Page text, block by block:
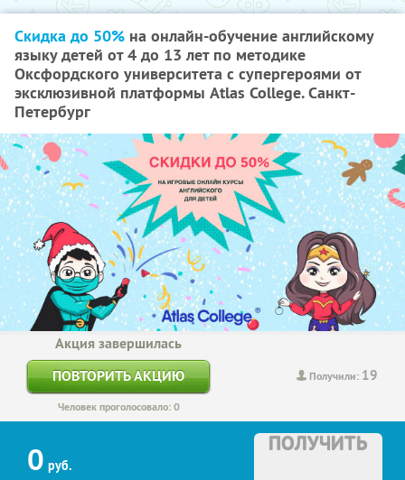
Скидка до 50% на онлайн-обучение английскому
языку детей от 4 до 13 лет по методике
Оксфордского университета с супергероями от
эксклюзивной платформы Atlas College. Санкт-
Петербург
Получили: 19
Акция завершилась
ПОВТОРИТЬ АКЦИЮ
Человек проголосовало: 0
0 руб.
ПОЛУЧИТЬ